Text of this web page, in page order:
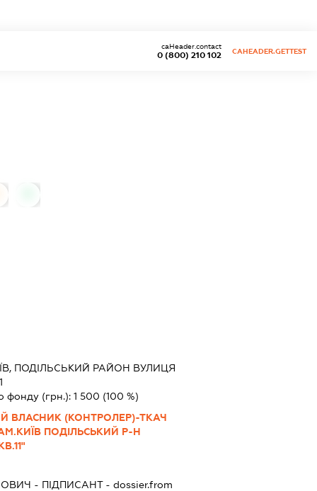
0 (800) 210 102
caHeader.contact
CAHEADER.GETTEST
ПОДІЛЬСЬКИЙ РАЙОН ВУЛИЦЯ
фонду (грн.):1 500 (100 %)
ВЛАСНИК (КОНТРОЛЕР)-ТКАЧ
ПОДІЛЬСЬКИЙ Р-Н
- ПІДПИСАНТ- dossier.from